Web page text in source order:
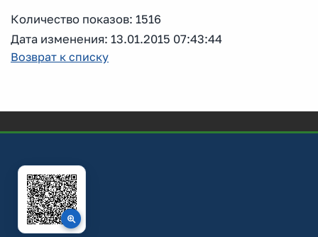
Количество показов: 1516
Дата изменения: 13.01.2015 07:43:44
Возврат к списку